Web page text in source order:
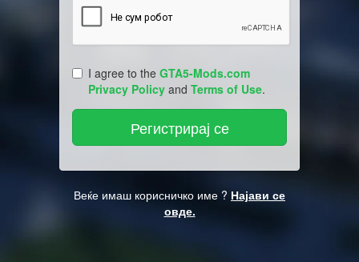
I agree to the GTA5-Mods.com
Privacy Policy and Terms of Use.
Веќе имаш корисничко име ? Најави се
овде.